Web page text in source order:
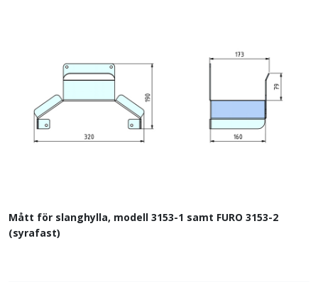
Mått för slanghylla, modell 3153-1 samt FURO 3153-2
(syrafast)